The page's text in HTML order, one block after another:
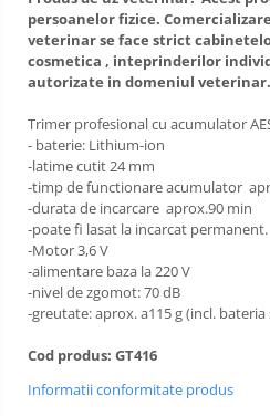
Lămpi frontale
Stomatologie veterinara
persoanelor fizice.
veterinar se face strict
cosmetica , inteprinderilor
autorizate in domeniul veterinar.
Trimer profesional cu acumulator
- baterie: Lithium-ion
-latime cutit 24 mm
-timp de functionare acumulator
-durata de incarcare aprox.90 min
-poate fi lasat la incarcat permanent.
-Motor 3,6 V
-alimentare baza la 220 V
-nivel de zgomot: 70 dB
-greutate: aprox. a115 g (incl.
Cod produs: GT416
Informatii conformitate produs